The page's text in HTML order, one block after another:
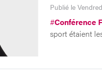
Publié le
#Conférence
sport étaient